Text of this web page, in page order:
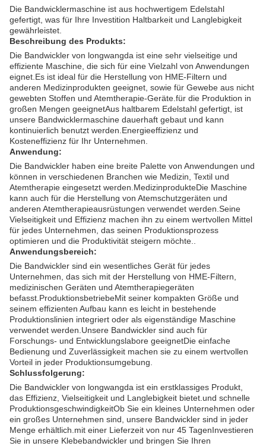
Die Bandwicklermaschine ist aus hochwertigem Edelstahl
gefertigt, was für Ihre Investition Haltbarkeit und Langlebigkeit
gewährleistet.
Beschreibung des Produkts:
Die Bandwickler von longwangda ist eine sehr vielseitige und
effiziente Maschine, die sich für eine Vielzahl von Anwendungen
eignet.Es ist ideal für die Herstellung von HME-Filtern und
anderen Medizinprodukten geeignet, sowie für Gewebe aus nicht
gewebten Stoffen und Atemtherapie-Geräte.für die Produktion in
großen Mengen geeignetAus haltbarem Edelstahl gefertigt, ist
unsere Bandwicklermaschine dauerhaft gebaut und kann
kontinuierlich benutzt werden.Energieeffizienz und
Kosteneffizienz für Ihr Unternehmen.
Anwendung:
Die Bandwickler haben eine breite Palette von Anwendungen und
können in verschiedenen Branchen wie Medizin, Textil und
Atemtherapie eingesetzt werden.MedizinprodukteDie Maschine
kann auch für die Herstellung von Atemschutzgeräten und
anderen Atemtherapieausrüstungen verwendet werden.Seine
Vielseitigkeit und Effizienz machen ihn zu einem wertvollen Mittel
für jedes Unternehmen, das seinen Produktionsprozess
optimieren und die Produktivität steigern möchte..
Anwendungsbereich:
Die Bandwickler sind ein wesentliches Gerät für jedes
Unternehmen, das sich mit der Herstellung von HME-Filtern,
medizinischen Geräten und Atemtherapiegeräten
befasst.ProduktionsbetriebeMit seiner kompakten Größe und
seinem effizienten Aufbau kann es leicht in bestehende
Produktionslinien integriert oder als eigenständige Maschine
verwendet werden.Unsere Bandwickler sind auch für
Forschungs- und Entwicklungslabore geeignetDie einfache
Bedienung und Zuverlässigkeit machen sie zu einem wertvollen
Vorteil in jeder Produktionsumgebung.
Schlussfolgerung:
Die Bandwickler von longwangda ist ein erstklassiges Produkt,
das Effizienz, Vielseitigkeit und Langlebigkeit bietet.und schnelle
ProduktionsgeschwindigkeitOb Sie ein kleines Unternehmen oder
ein großes Unternehmen sind, unsere Bandwickler sind in jeder
Menge erhältlich.mit einer Lieferzeit von nur 45 TagenInvestieren
Sie in unsere Klebebandwickler und bringen Sie Ihren